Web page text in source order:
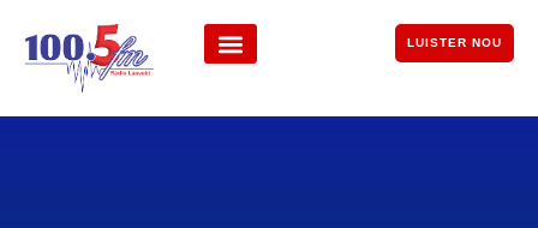
LUISTER NOU